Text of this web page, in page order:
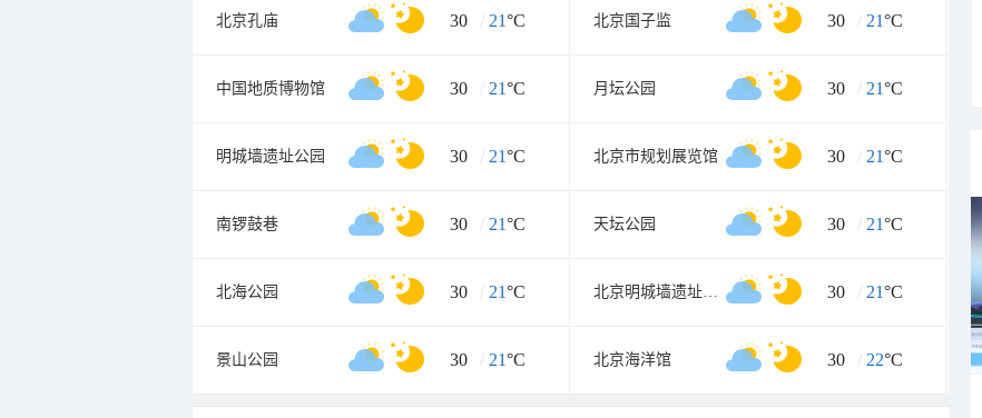
北京孔庙 30 / 21°C 北京国子监 30 / 21°C
中国地质博物馆 30 / 21°C 月坛公园 30 / 21°C
明城墙遗址公园 30 / 21°C 北京市规划展览馆 30 / 21°C
南锣鼓巷 30 / 21°C 天坛公园 30 / 21°C
北海公园 30 / 21°C 北京明城墙遗址公园 30 / 21°C
景山公园 30 / 21°C 北京海洋馆 30 / 22°C